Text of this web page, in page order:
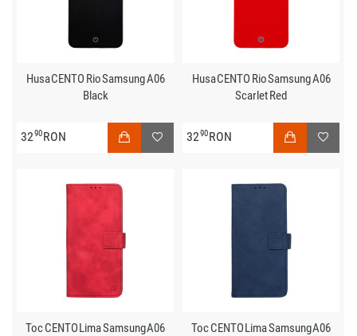
Husa CENTO Rio Samsung A06
Black
3290RON
Husa CENTO Rio Samsung A06
Scarlet Red
3290RON
Toc CENTO Lima Samsung A06
Toc CENTO Lima Samsung A06